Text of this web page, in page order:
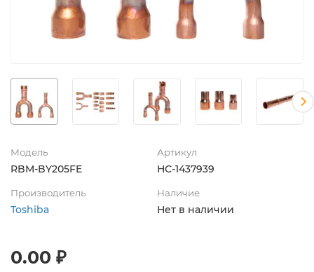
Модель
RBM-BY205FE
Артикул
НС-1437939
Производитель
Toshiba
Наличие
Нет в наличии
0.00 ₽